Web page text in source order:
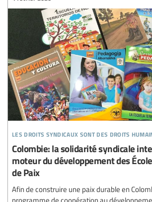
les droits syndicaux sont des droits
Colombie: la solidarité syndicale
moteur du développement des
de Paix
Afin de construire une paix durable en
programme de coopération au